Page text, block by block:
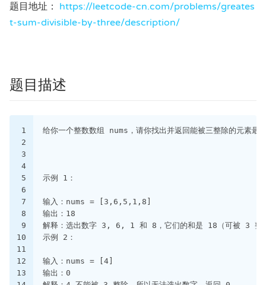
题目地址： https://leetcode-cn.com/problems/greates
t-sum-divisible-by-three/description/
题目描述
1
2
3
4
5
6
7
8
9
10
11
12
13
给你一个整数数组 nums，请你找出并返回能被三整除的元素最
示例 1：
输入：nums = [3,6,5,1,8]
输出：18
解释：选出数字 3, 6, 1 和 8，它们的和是 18（可被 3 整
示例 2：
输入：nums = [4]
输出：0